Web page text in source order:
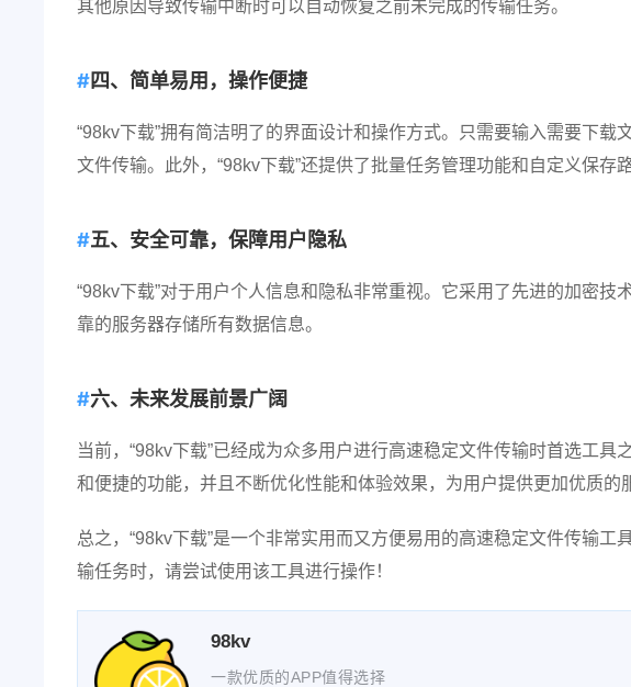
其他原因导致传输中断时可以自动恢复之前未完成的传输任务。
四、简单易用，操作便捷
“98kv下载”拥有简洁明了的界面设计和操作方式。只需要输入需要下
文件传输。此外，“98kv下载”还提供了批量任务管理功能和自定义保存
五、安全可靠，保障用户隐私
“98kv下载”对于用户个人信息和隐私非常重视。它采用了先进的加密
靠的服务器存储所有数据信息。
六、未来发展前景广阔
当前，“98kv下载”已经成为众多用户进行高速稳定文件传输时首选工具
和便捷的功能，并且不断优化性能和体验效果，为用户提供更加优质的
总之，“98kv下载”是一个非常实用而又方便易用的高速稳定文件传输
输任务时，请尝试使用该工具进行操作！
98kv
一款优质的APP值得选择